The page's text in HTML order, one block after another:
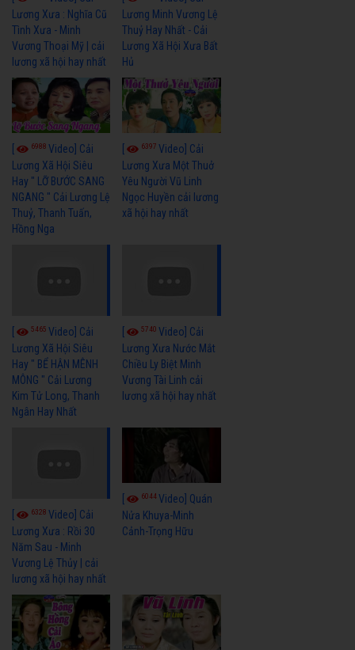
Lương Xưa : Nghĩa Cũ
Tình Xưa - Minh
Vương Thoại Mỹ | cải
lương xã hội hay nhất
Lương Minh Vương Lệ
Thuỷ Hay Nhất - Cải
Lương Xã Hội Xưa Bất
Hủ
6988 Video] Cải
Lương Xã Hội Siêu
Hay " LỠ BƯỚC SANG
NGANG " Cải Lương Lệ
Thuỷ, Thanh Tuấn,
Hồng Nga
6397Video] Cải
Lương Xưa Một Thuở
Yêu Người Vũ Linh
Ngọc Huyền cải lương
xã hội hay nhất
5465 Video] Cải
Lương Xã Hội Siêu
Hay " BỂ HẬN MÊNH
MÔNG " Cải Lương
Kim Tử Long, Thanh
Ngân Hay Nhất
5740Video] Cải
Lương Xưa Nước Mắt
Chiều Ly Biệt Minh
Vương Tài Linh cải
lương xã hội hay nhất
6328 Video] Cải
Lương Xưa : Rồi 30
Năm Sau - Minh
Vương Lệ Thủy | cải
lương xã hội hay nhất
6044Video] Quán
Nửa Khuya-Minh
Cảnh-Trọng Hữu